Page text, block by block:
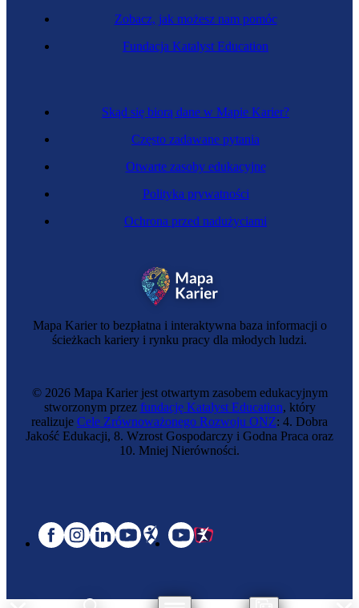
Mapa Karier to bezpłatna i interaktywna baza informacji o
ścieżkach kariery i rynku pracy dla młodych ludzi.
Skąd się biorą dane w Mapie Karier?
Często zadawane pytania
Otwarte zasoby edukacyjne
Polityka prywatności
Ochrona przed nadużyciami
Zobacz, jak możesz nam pomóc
Fundacja Katalyst Education
© 2026 Mapa Karier jest otwartym zasobem edukacyjnym
stworzonym przez fundację Katalyst Education, który
realizuje Cele Zrównoważonego Rozwoju ONZ: 4. Dobra
Jakość Edukacji, 8. Wzrost Gospodarczy i Godna Praca oraz
10. Mniej Nierówności.